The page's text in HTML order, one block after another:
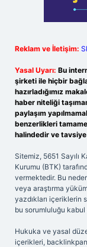
Reklam ve İletişim:
Yasal Uyarı: Bu
şirketi ile hiçbir
hazırladığımız
haber niteliği
paylaşım
benzerlikleri
halindedir ve
Sitemiz, 5651 Sayılı
Kurumu (BTK)
vermektedir. Bu
veya araştırma
yazdıkları içeriklerin
bu sorumluluğu kabul
Hukuka ve yasal
içerikleri,